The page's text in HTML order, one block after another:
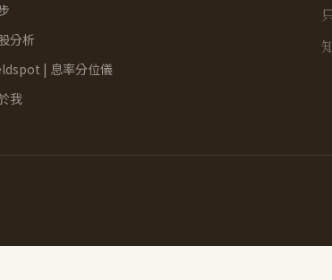
分析
| 息率分位儀
我